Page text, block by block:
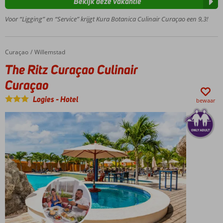
Restaurant
en Mondi Jan
historisch
boutique
hotel
Middenin
Otrobanda
kamers;
elk met
eigen
karakter
Persoonlijke
service en
gastvrijheid
Only
adult
hotel;
Voor “Ligging” en “Service” krijgt Kura Botanica Culinair Curaçao een 9,3!
Home
Curaçao Willemstad
The Ritz Curaçao Culinair Curaçao
The Ritz Curaçao Culinair
Curaçao
Logies-Hotel bewaar